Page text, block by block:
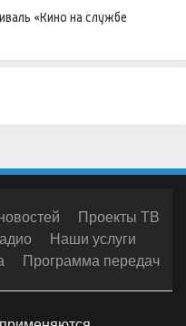
«Кино на службе
Проекты ТВ
Наши услуги
Программа передач